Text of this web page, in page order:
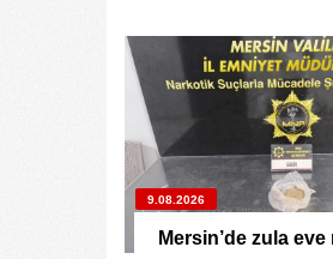
9.08.2026
Mersin’de zula